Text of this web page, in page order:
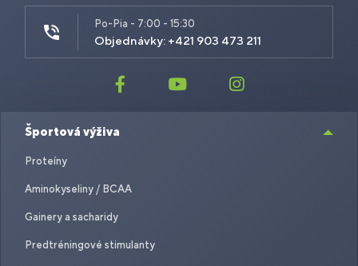
Po-Pia - 7:00 - 15:30
Objednávky: +421 903 473 211
Športová výživa
Proteíny
Aminokyseliny / BCAA
Gainery a sacharidy
Predtréningové stimulanty